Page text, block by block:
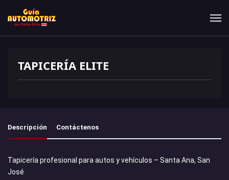
TAPICERÍA ELITE
Descripción Contáctenos
Tapicería profesional para autos y vehículos – Santa Ana, San
José